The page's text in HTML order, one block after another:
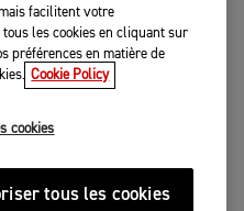
facilitent votre
les cookies en cliquant sur
préférences en matière de
Cookie Policy
cookies
tous les cookies